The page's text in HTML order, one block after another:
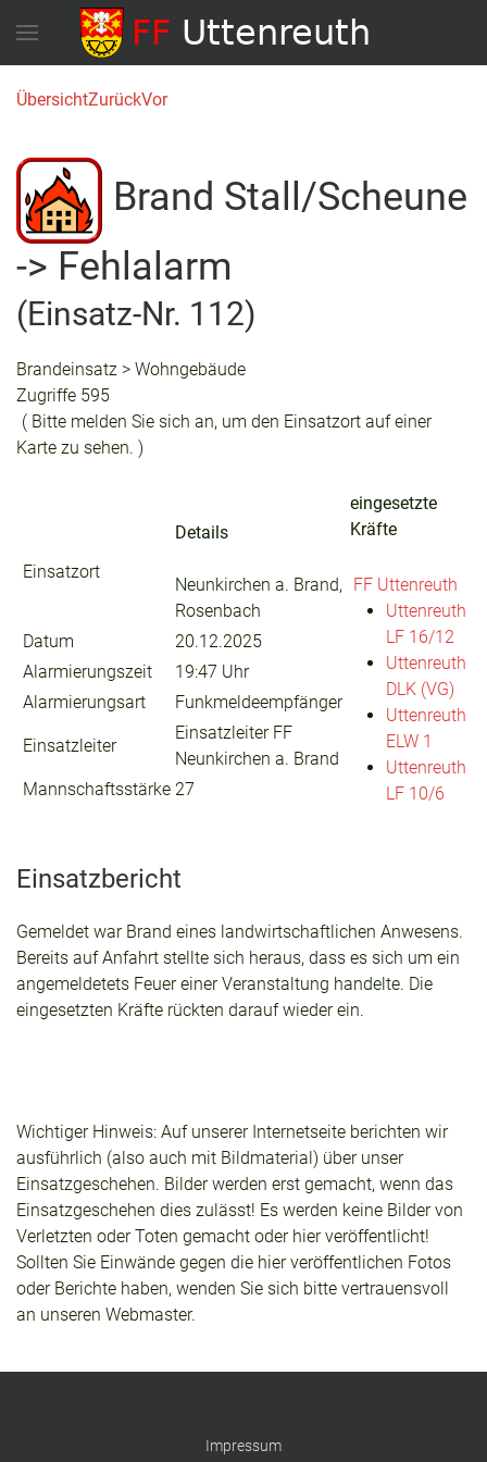
ÜbersichtZurückVor
Brand Stall/Scheune
-> Fehlalarm
(Einsatz-Nr. 112)
Brandeinsatz > Wohngebäude
Zugriffe 595
( Bitte melden Sie sich an, um den Einsatzort auf einer
Karte zu sehen. )
Einsatzort
Details
Neunkirchen a. Brand,
Rosenbach
Datum
20.12.2025
Alarmierungszeit
19:47 Uhr
Alarmierungsart
Funkmeldeempfänger
Einsatzleiter
Einsatzleiter FF
Neunkirchen a. Brand
Mannschaftsstärke 27
eingesetzte
Kräfte
FF Uttenreuth
Uttenreuth
LF 16/12
Uttenreuth
DLK (VG)
Uttenreuth
ELW 1
Uttenreuth
LF 10/6
Einsatzbericht
Gemeldet war Brand eines landwirtschaftlichen Anwesens.
Bereits auf Anfahrt stellte sich heraus, dass es sich um ein
angemeldetets Feuer einer Veranstaltung handelte. Die
eingesetzten Kräfte rückten darauf wieder ein.
Wichtiger Hinweis: Auf unserer Internetseite berichten wir
ausführlich (also auch mit Bildmaterial) über unser
Einsatzgeschehen. Bilder werden erst gemacht, wenn das
Einsatzgeschehen dies zulässt! Es werden keine Bilder von
Verletzten oder Toten gemacht oder hier veröffentlicht!
Sollten Sie Einwände gegen die hier veröffentlichen Fotos
oder Berichte haben, wenden Sie sich bitte vertrauensvoll
an unseren Webmaster.
Impressum